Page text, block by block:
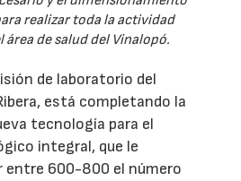
realizar toda la actividad
de salud del Vinalopó.
de laboratorio del
está completando la
tecnología para el
integral, que le
entre 600-800 el número